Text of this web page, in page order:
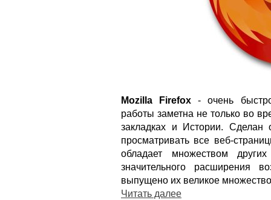
Mozilla Firefox - очень
работы заметна не только во
закладках и Истории.
просматривать все веб-
обладает множеством
значительного расширения
выпущено их великое
Читать далее